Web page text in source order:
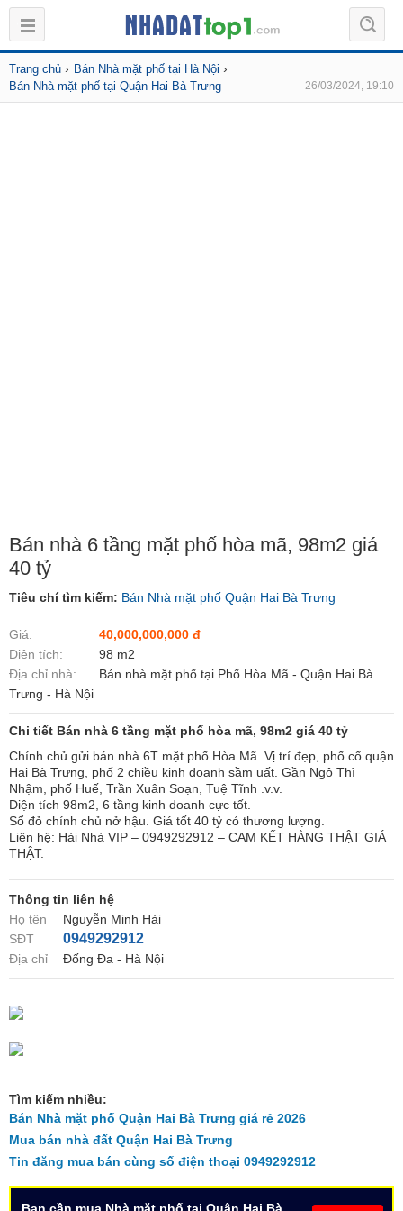
Trang chủ › Bán Nhà mặt phố tại Hà Nội ›
Bán Nhà mặt phố tại Quận Hai Bà Trưng 26/03/2024, 19:10
Bán nhà 6 tầng mặt phố hòa mã, 98m2 giá
40 tỷ
Tiêu chí tìm kiếm: Bán Nhà mặt phố Quận Hai Bà Trưng
Giá:
40,000,000,000 đ
Diện tích:
98 m2
Địa chỉ nhà:
Bán nhà mặt phố tại Phố Hòa Mã - Quận Hai Bà
Trưng - Hà Nội
Chi tiết Bán nhà 6 tầng mặt phố hòa mã, 98m2 giá 40 tỷ
Chính chủ gửi bán nhà 6T mặt phố Hòa Mã. Vị trí đẹp, phố cổ quận
Hai Bà Trưng, phố 2 chiều kinh doanh sầm uất. Gần Ngô Thì
Nhậm, phố Huế, Trần Xuân Soạn, Tuệ Tĩnh .v.v.
Diện tích 98m2, 6 tầng kinh doanh cực tốt.
Sổ đỏ chính chủ nở hậu. Giá tốt 40 tỷ có thương lượng.
Liên hệ: Hải Nhà VIP – 0949292912 – CAM KẾT HÀNG THẬT GIÁ
THẬT.
Thông tin liên hệ
Họ tên
Nguyễn Minh Hải
SĐT
0949292912
Địa chỉ Đống Đa - Hà Nội
Tìm kiếm nhiều:
Bán Nhà mặt phố Quận Hai Bà Trưng giá rẻ 2026
Mua bán nhà đất Quận Hai Bà Trưng
Tin đăng mua bán cùng số điện thoại 0949292912